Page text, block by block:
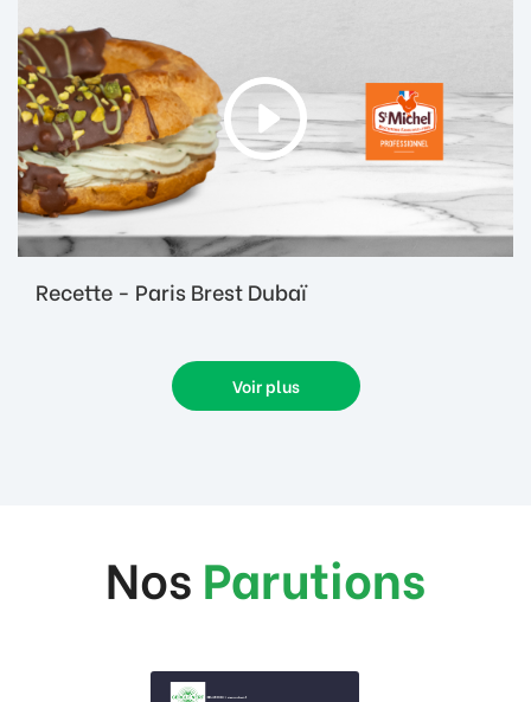
Recette - Paris Brest Dubaï
Voir plus
Nos Parutions